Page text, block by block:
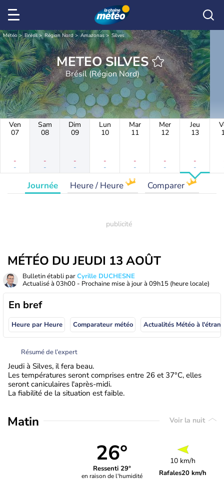
Météo Brésil Région Nord Amazonas Silves
METEO SILVES
Brésil (Région Nord)
Ven
07
-
-
Sam
08
-
-
Dim
09
-
-
Lun
10
-
-
Mar
11
-
-
Mer
12
-
-
Jeu
13
-
-
Journée Heure / Heure Comparer
MÉTÉO DU JEUDI 13 AOÛT
Bulletin établi parCyrille DUCHESNE
Actualisé à 03h00 - Prochaine mise à jour à 09h15 (heure locale)
En bref
Heure par Heure Comparateur météo
Résumé de l’expert
Jeudi à Silves, il fera beau.
Les températures seront comprises entre 26 et 37°C, elles
seront caniculaires l'après-midi.
La fiabilité de la situation est faible.
Matin Voir la nuit
26°
Ressenti 29°
en raison de l'humidité
10 km/h
Rafales20 km/h